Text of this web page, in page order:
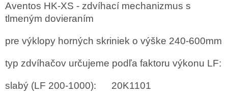
Aventos HK-XS - zdvíhací mechanizmus s
tlmeným dovieraním
pre výklopy horných skriniek o výške 240-600mm
typ zdvíhačov určujeme podľa faktoru výkonu LF:
slabý (LF 200-1000): 20K1101